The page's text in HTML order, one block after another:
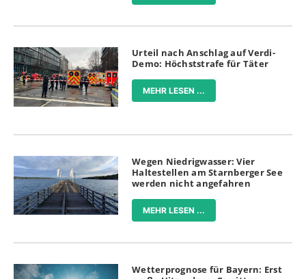
Urteil nach Anschlag auf Verdi-
Demo: Höchststrafe für Täter
MEHR LESEN ...
Wegen Niedrigwasser: Vier
Haltestellen am Starnberger See
werden nicht angefahren
MEHR LESEN ...
Wetterprognose für Bayern: Erst